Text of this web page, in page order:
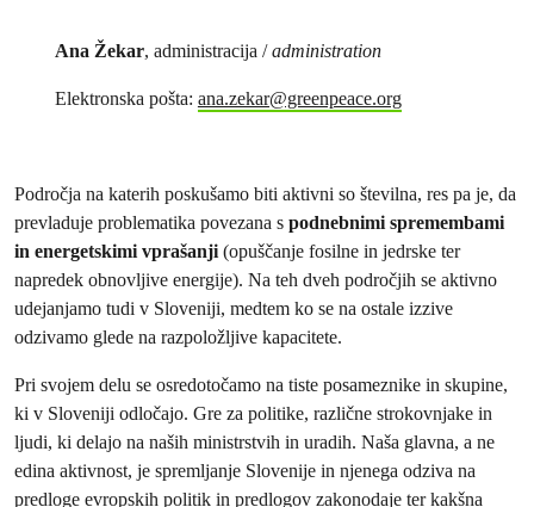
Ana Žekar, administracija /administration
Elektronska pošta: ana.zekar@greenpeace.org
Področja na katerih poskušamo biti aktivni so številna, res pa je, da
prevladuje problematika povezana s podnebnimi spremembami
in energetskimi vprašanji (opuščanje fosilne in jedrske ter
napredek obnovljive energije). Na teh dveh področjih se aktivno
udejanjamo tudi v Sloveniji, medtem ko se na ostale izzive
odzivamo glede na razpoložljive kapacitete.
Pri svojem delu se osredotočamo na tiste posameznike in skupine,
ki v Sloveniji odločajo. Gre za politike, različne strokovnjake in
ljudi, ki delajo na naših ministrstvih in uradih. Naša glavna, a ne
edina aktivnost, je spremljanje Slovenije in njenega odziva na
predloge evropskih politik in predlogov zakonodaje ter kakšna